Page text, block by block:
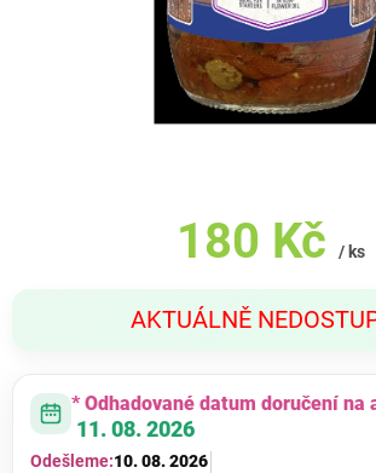
180 Kč / ks
cena:
AKTUÁLNĚ
* Odhadované datum doručení na
11. 08. 2026
Odešleme:10. 08. 2026